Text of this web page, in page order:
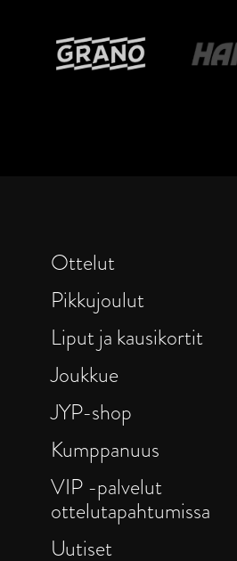
Ottelut
Pikkujoulut
Liput ja kausikortit
Joukkue
JYP-shop
Kumppanuus
VIP -palvelut
ottelutapahtumissa
Uutiset